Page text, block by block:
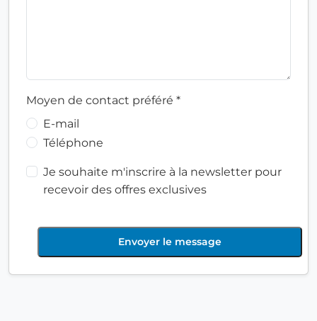
Moyen de contact préféré *
E-mail
Téléphone
Je souhaite m'inscrire à la newsletter pour
recevoir des offres exclusives
Envoyer le message